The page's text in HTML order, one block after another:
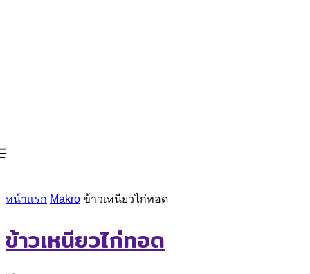
หน้าแรก Makro ข้าวเหนียวไก่ทอด
ข้าวเหนียวไก่ทอด